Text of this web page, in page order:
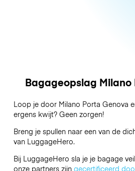
Bagageopslag Milano
Loop je door Milano Porta Genova
ergens kwijt? Geen zorgen!
Breng je spullen naar een van de
van LuggageHero.
Bij LuggageHero sla je je bagage
onze partners zijn gecertificeerd